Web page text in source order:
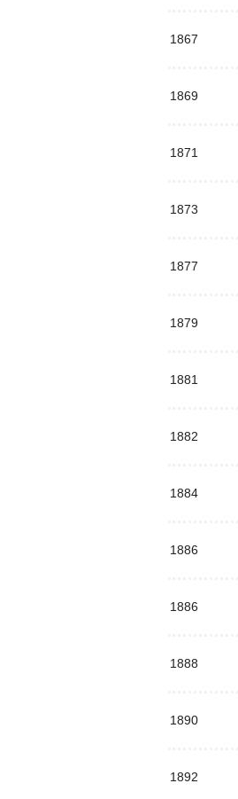
1867
1869
1871
1873
1877
1879
1881
1882
1884
1886
1886
1888
1890
1892